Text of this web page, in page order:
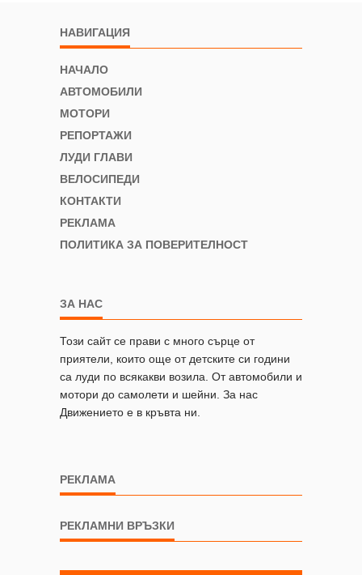
НАВИГАЦИЯ
НАЧАЛО
АВТОМОБИЛИ
МОТОРИ
РЕПОРТАЖИ
ЛУДИ ГЛАВИ
ВЕЛОСИПЕДИ
КОНТАКТИ
РЕКЛАМА
ПОЛИТИКА ЗА ПОВЕРИТЕЛНОСТ
ЗА НАС
Този сайт се прави с много сърце от
приятели, които още от детските си години
са луди по всякакви возила. От автомобили и
мотори до самолети и шейни. За нас
Движението е в кръвта ни.
РЕКЛАМА
РЕКЛАМНИ ВРЪЗКИ